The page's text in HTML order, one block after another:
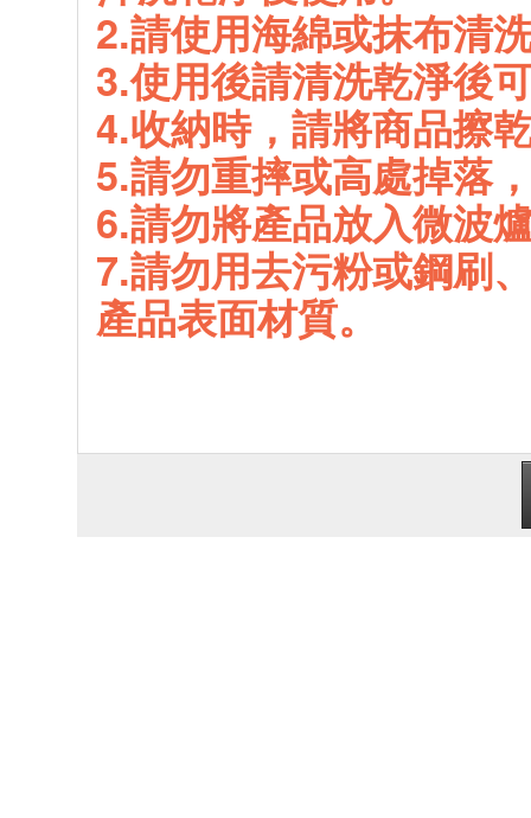
2.請使用海綿或抹布清
3.使用後請清洗乾淨後
4.收納時，請將商品擦
5.請勿重摔或高處掉落
6.請勿將產品放入微波
7.請勿用去污粉或鋼刷
產品表面材質。